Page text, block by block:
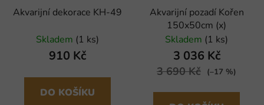
Akvarijní dekorace KH-49
Skladem (1 ks)
910 Kč
DO KOŠÍKU
Akvarijní pozadí Kořen
150x50cm (x)
Skladem (1 ks)
3 036 Kč
3 690 Kč (–17 %)